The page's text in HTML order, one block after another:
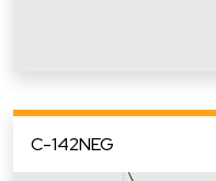
C-142NEG